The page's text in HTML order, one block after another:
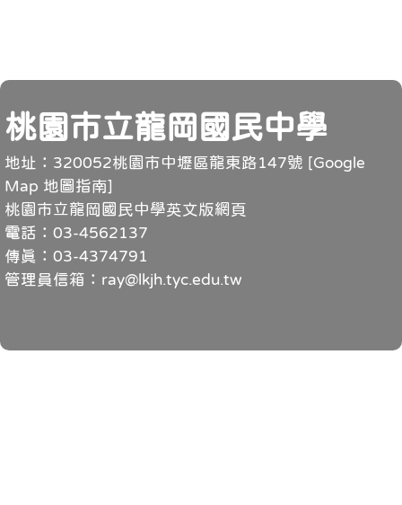
頁尾
桃園市立龍岡國民中學
地址：320052桃園市中壢區龍東路147號 [Google
Map 地圖指南]
桃園市立龍岡國民中學英文版網頁
電話：03-4562137
傳真：03-4374791
管理員信箱：ray@lkjh.tyc.edu.tw